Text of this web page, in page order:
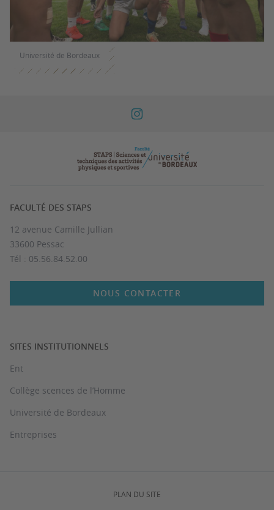
Université de Bordeaux
FACULTÉ DES STAPS
12 avenue Camille Jullian
33600 Pessac
Tél : 05.56.84.52.00
NOUS CONTACTER
SITES INSTITUTIONNELS
Ent
Collège scences de l’Homme
Université de Bordeaux
Entreprises
PLAN DU SITE